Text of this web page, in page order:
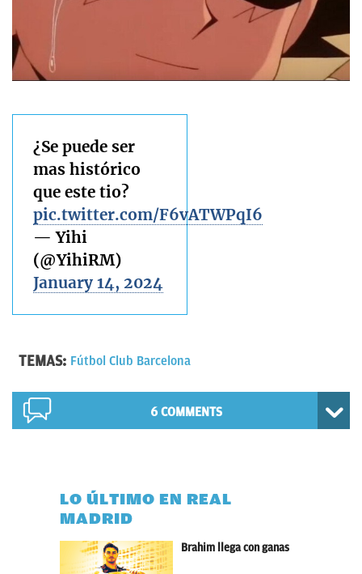
¿Se puede ser
mas histórico
que este tio?
pic.twitter.com/F6vATWPqI6
— Yihi
(@YihiRM)
January 14, 2024
TEMAS: Fútbol Club Barcelona
6 COMMENTS
LO ÚLTIMO EN REAL
MADRID
Brahim llega con ganas